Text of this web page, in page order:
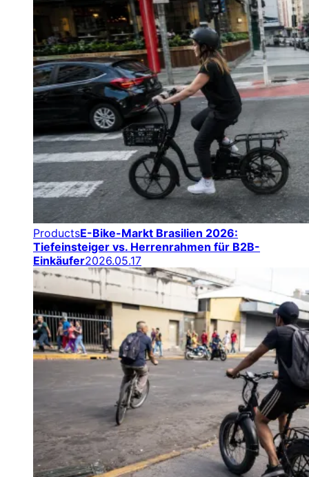
ProductsE-Bike-Markt Brasilien 2026:
Tiefeinsteiger vs. Herrenrahmen für B2B-
Einkäufer2026.05.17